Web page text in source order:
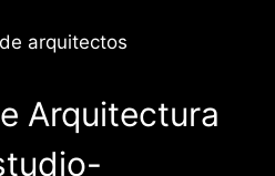
arquitectos